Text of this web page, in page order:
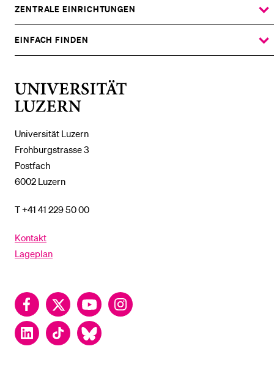
Universität Luzern
Frohburgstrasse 3
Postfach
6002 Luzern
T +41 41 229 50 00
Kontakt
Lageplan
FacebookTwitter YouTubeInstagram
LinkedInTikTok Bluesky
UNTERMENÜ
ZENTRALE EINRICHTUNGEN
ZEIGE
DAS
UNTERMENÜ
EINFACH FINDEN
ZEIGE
DAS